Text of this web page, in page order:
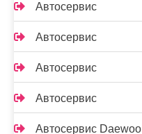
Автосервис
Автосервис
Автосервис
Автосервис
Автосервис Daewoo